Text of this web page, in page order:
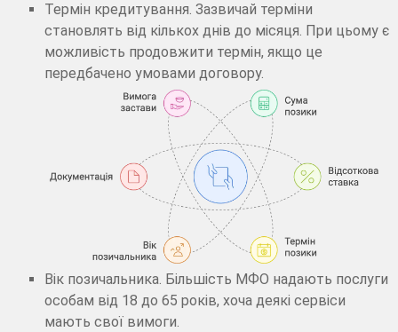
Термін кредитування. Зазвичай терміни
становлять від кількох днів до місяця. При цьому є
можливість продовжити термін, якщо це
передбачено умовами договору.
Вік позичальника. Більшість МФО надають послуги
особам від 18 до 65 років, хоча деякі сервіси
мають свої вимоги.